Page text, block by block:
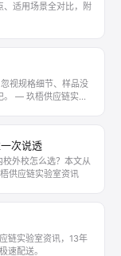
、适用场景全对比，附
视规格细节、样品没
。 — 玖梧供应链实用
次说透
外校怎么选？本文从
供应链实验室资讯
链实验室资讯，13年
速配送。